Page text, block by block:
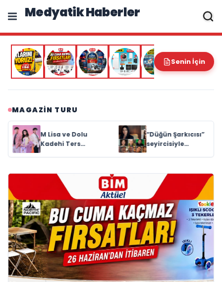
Medyatik Haberler
Senin İçin
MAGAZIN TURU
“Düğün Şarkıcısı”
seyircisiyle
buluşmak için gün
Rubato Konser
Serisi
Müzikseverlerle
Devam Ediyor